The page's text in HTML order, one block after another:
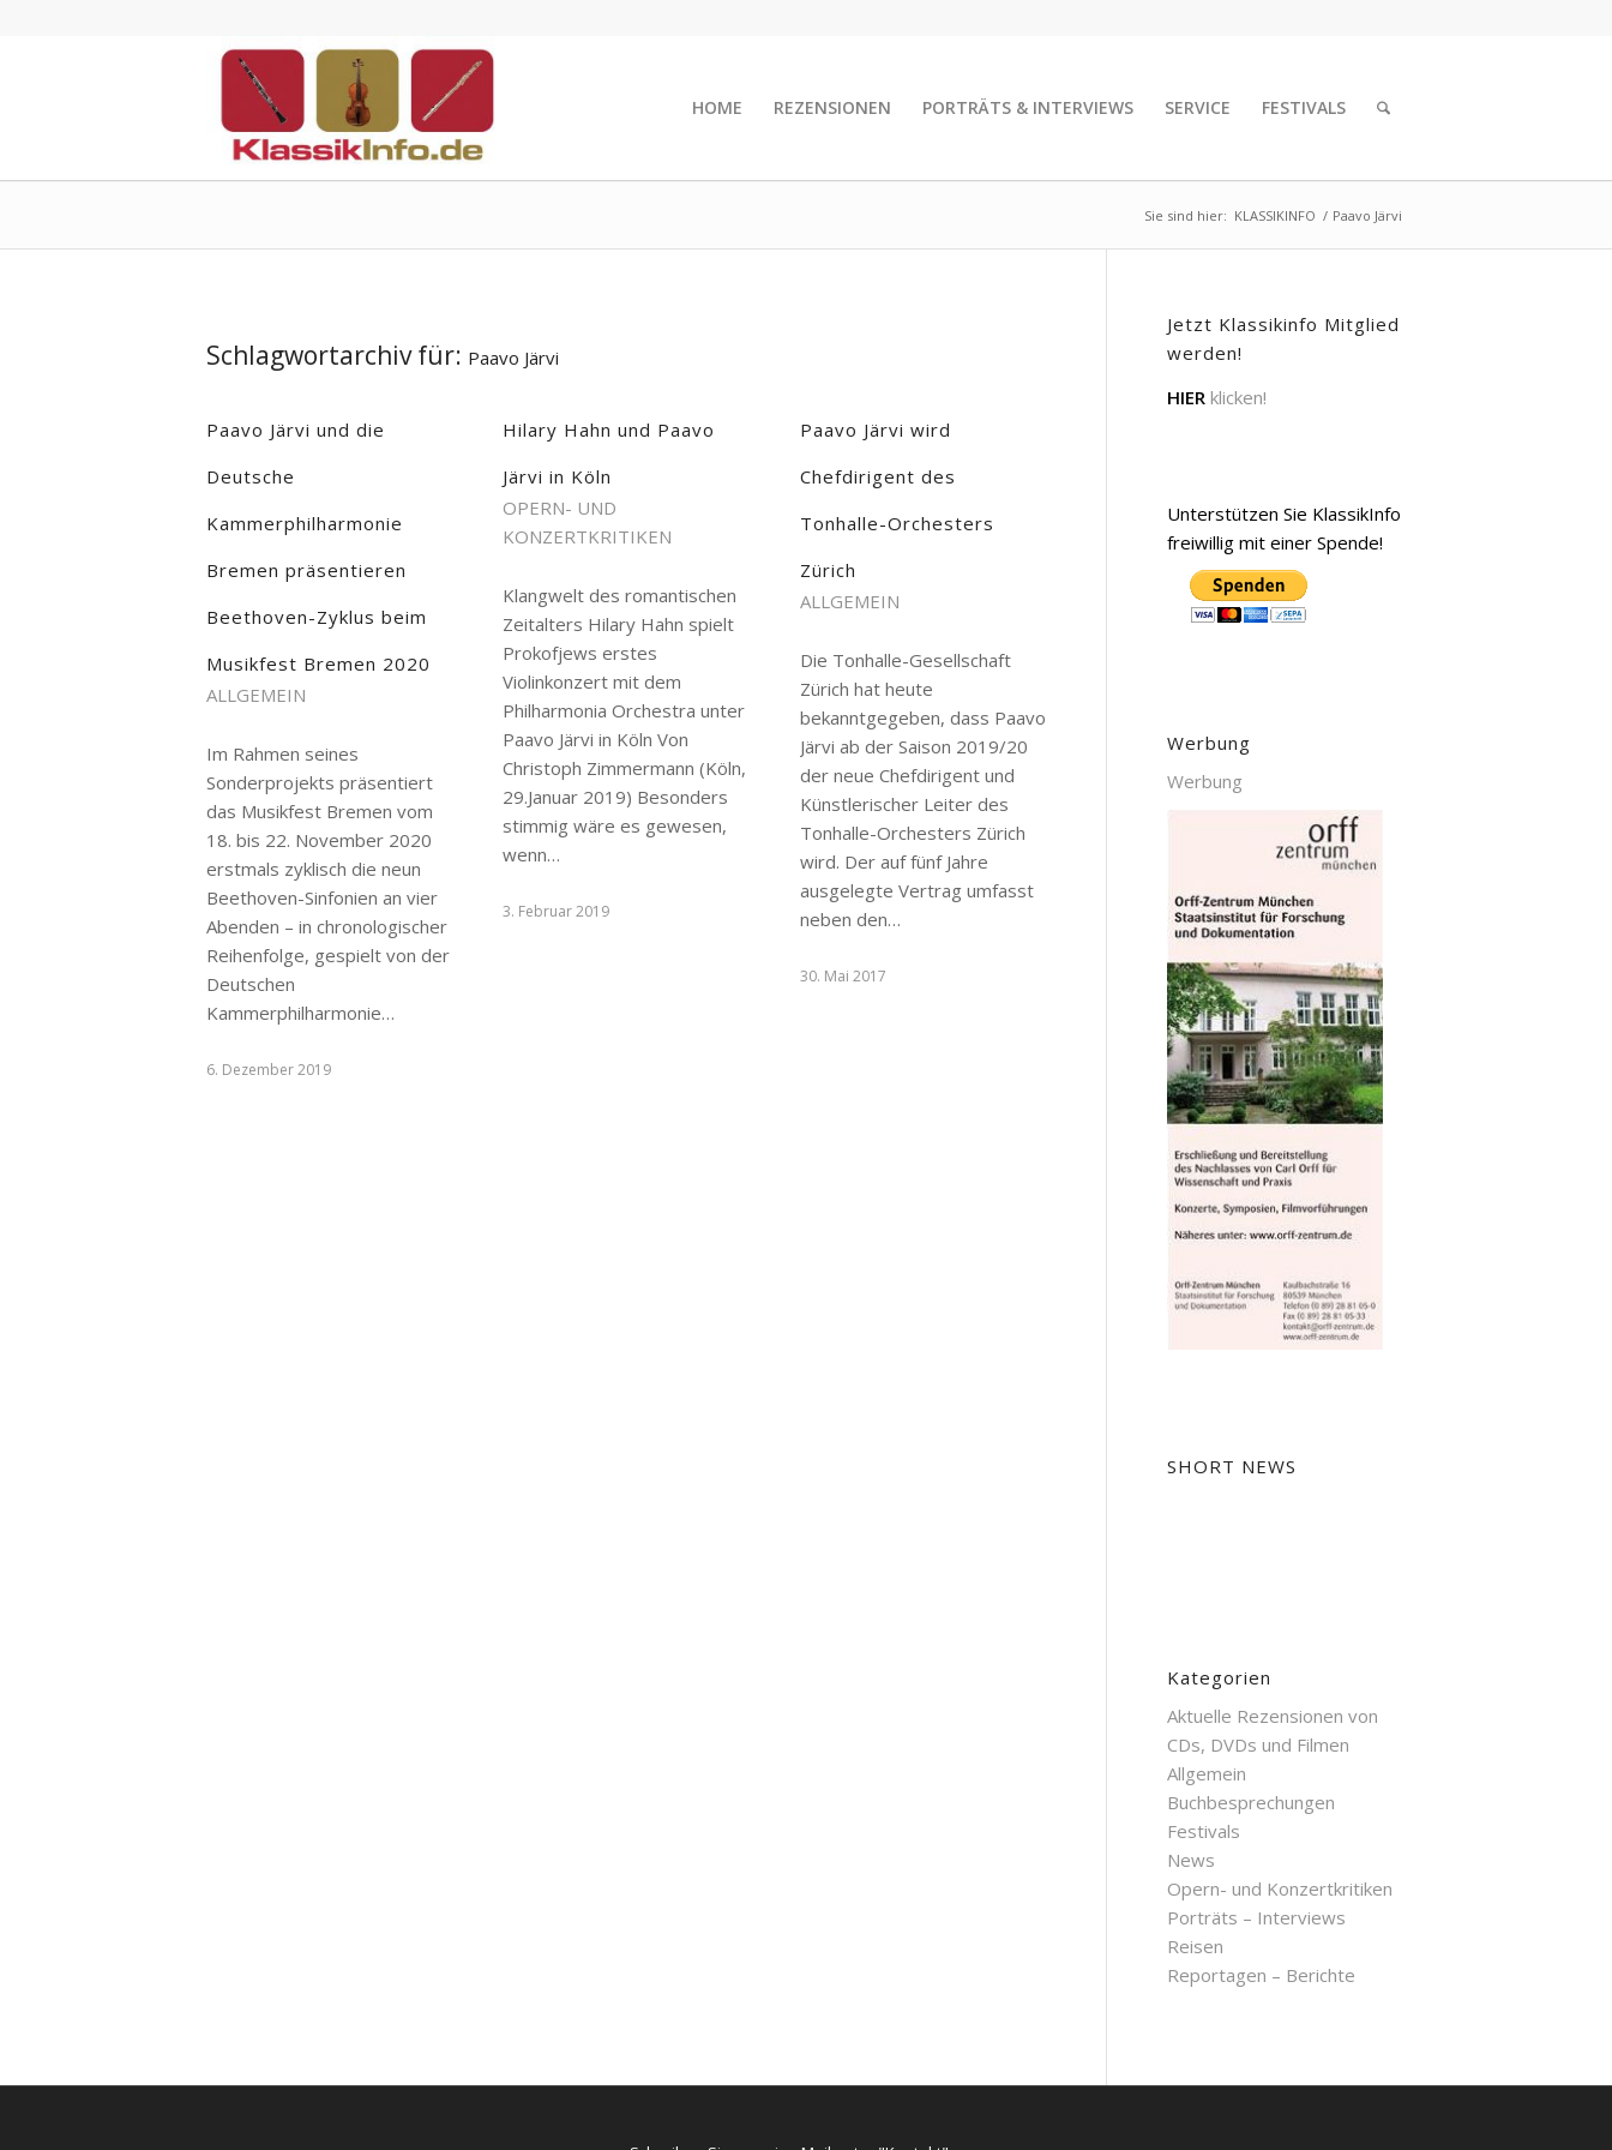
HOME REZENSIONEN PORTRÄTS & INTERVIEWS SERVICE FESTIVALS
Sie sind hier: KLASSIKINFO / Paavo Järvi
Schlagwortarchiv für: Paavo Järvi
Paavo Järvi und die
Deutsche
Kammerphilharmonie
Bremen präsentieren
Beethoven-Zyklus beim
Musikfest Bremen 2020
ALLGEMEIN
Im Rahmen seines
Sonderprojekts präsentiert
das Musikfest Bremen vom
18. bis 22. November 2020
erstmals zyklisch die neun
Beethoven-Sinfonien an vier
Abenden – in chronologischer
Reihenfolge, gespielt von der
Deutschen
Kammerphilharmonie…
6. Dezember 2019
Hilary Hahn und Paavo
Järvi in Köln
OPERN- UND
KONZERTKRITIKEN
Klangwelt des romantischen
Zeitalters Hilary Hahn spielt
Prokofjews erstes
Violinkonzert mit dem
Philharmonia Orchestra unter
Paavo Järvi in Köln Von
Christoph Zimmermann (Köln,
29.Januar 2019) Besonders
stimmig wäre es gewesen,
wenn…
3. Februar 2019
Paavo Järvi wird
Chefdirigent des
Tonhalle-Orchesters
Zürich
ALLGEMEIN
Die Tonhalle-Gesellschaft
Zürich hat heute
bekanntgegeben, dass Paavo
Järvi ab der Saison 2019/20
der neue Chefdirigent und
Künstlerischer Leiter des
Tonhalle-Orchesters Zürich
wird. Der auf fünf Jahre
ausgelegte Vertrag umfasst
neben den…
30. Mai 2017
Jetzt Klassikinfo Mitglied
werden!
HIER klicken!
Unterstützen Sie KlassikInfo
freiwillig mit einer Spende!
Werbung
Werbung
SHORT NEWS
Kategorien
Aktuelle Rezensionen von
CDs, DVDs und Filmen
Allgemein
Buchbesprechungen
Festivals
News
Opern- und Konzertkritiken
Porträts – Interviews
Reisen
Reportagen – Berichte